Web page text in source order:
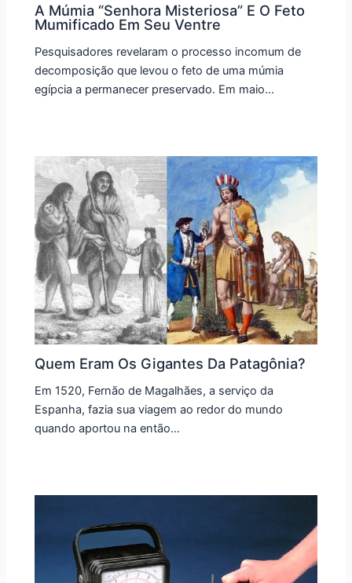
A Múmia “Senhora Misteriosa” E O Feto
Mumificado Em Seu Ventre
Pesquisadores revelaram o processo incomum de
decomposição que levou o feto de uma múmia
egípcia a permanecer preservado. Em maio…
Quem Eram Os Gigantes Da Patagônia?
Em 1520, Fernão de Magalhães, a serviço da
Espanha, fazia sua viagem ao redor do mundo
quando aportou na então…